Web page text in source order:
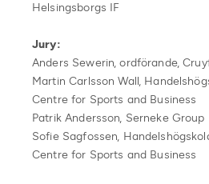
Helsingsborgs IF
Jury:
Anders Sewerin, ordförande,
Martin Carlsson Wall,
Centre for Sports and Business
Patrik Andersson, Serneke Group
Sofie Sagfossen,
Centre for Sports and Business